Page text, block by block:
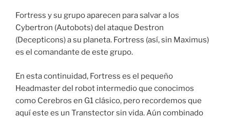
Fortress y su grupo aparecen para salvar a los
Cybertron (Autobots) del ataque Destron
(Decepticons) a su planeta. Fortress (así, sin Maximus)
es el comandante de este grupo.
En esta continuidad, Fortress es el pequeño
Headmaster del robot intermedio que conocimos
como Cerebros en G1 clásico, pero recordemos que
aquí este es un Transtector sin vida. Aún combinado